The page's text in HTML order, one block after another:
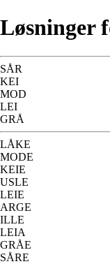
Løsninger
SÅR
KEI
MOD
LEI
GRÅ
LÅKE
MODE
KEIE
USLE
LEIE
ARGE
ILLE
LEIA
GRÅE
SÅRE